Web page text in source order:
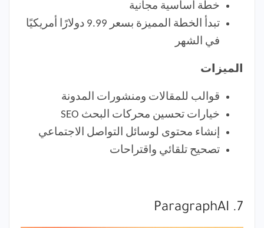
خطة أساسية مجانية
تبدأ الخطة المميزة بسعر 9.99 دولارًا أمريكيًا
في الشهر
الميزات
قوالب للمقالات ومنشورات المدونة
خيارات تحسين محركات البحث SEO
إنشاء محتوى لوسائل التواصل الاجتماعي
تصحيح تلقائي واقتراحات
7. ParagraphAI